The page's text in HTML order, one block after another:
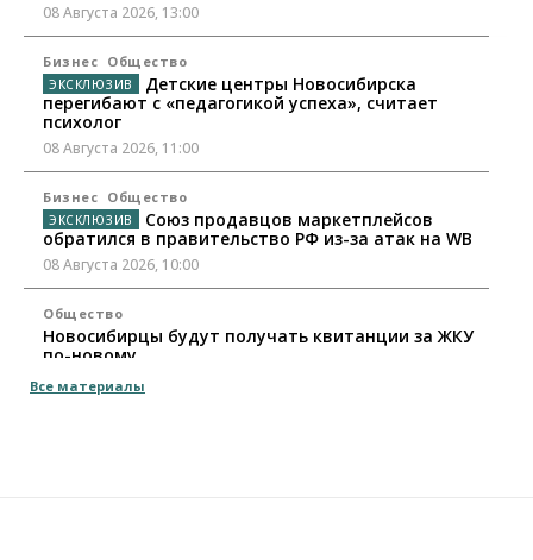
08 Августа 2026, 13:00
Бизнес Общество
Детские центры Новосибирска
перегибают с «педагогикой успеха», считает
психолог
08 Августа 2026, 11:00
Бизнес Общество
Союз продавцов маркетплейсов
обратился в правительство РФ из-за атак на WB
08 Августа 2026, 10:00
Общество
Новосибирцы будут получать квитанции за ЖКУ
по-новому
08 Августа 2026, 09:00
Все материалы